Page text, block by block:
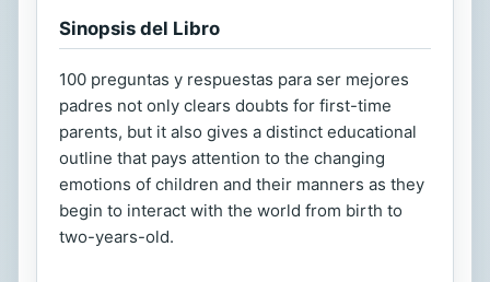
Sinopsis del Libro
100 preguntas y respuestas para ser mejores
padres not only clears doubts for first-time
parents, but it also gives a distinct educational
outline that pays attention to the changing
emotions of children and their manners as they
begin to interact with the world from birth to
two-years-old.